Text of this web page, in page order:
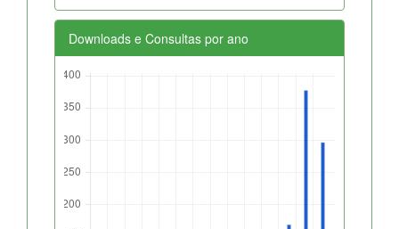
Downloads e Consultas por ano